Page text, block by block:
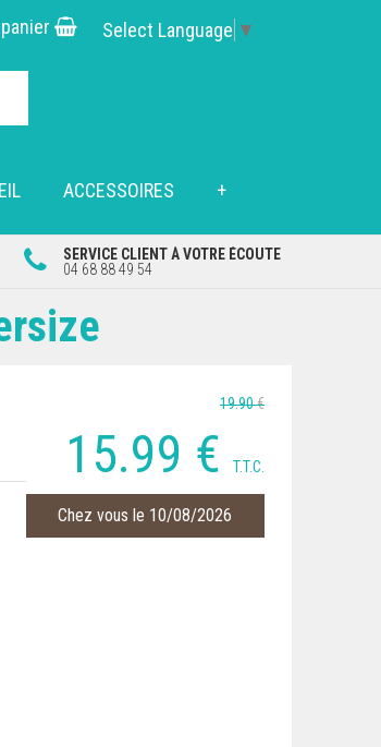
Select Language ▼
ACCESSOIRES +
SERVICE CLIENT À VOTRE ÉCOUTE
04 68 88 49 54
19.90€
15.99 € T.T.C.
Chez vous le 10/08/2026